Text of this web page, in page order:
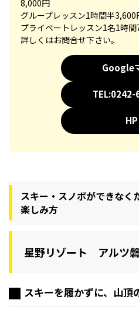
8,000円
グループレッスン1時間半3,600
プライベートレッスン1名1時
詳しくはお問合せ下さい。
Google
TEL:0242-
HP
スキー・スノボができなく
楽しみ方
星野リゾート アルツ
スキーを履かずに、山頂